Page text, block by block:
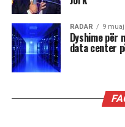
RADAR 9
Dyshime
data center